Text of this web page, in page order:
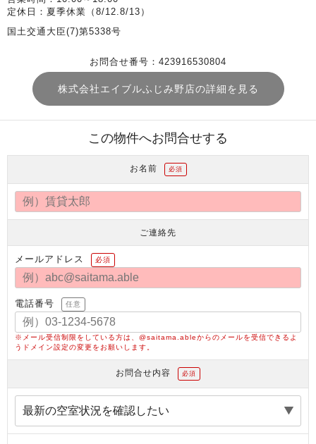
定休日：夏季休業（8/12.8/13）
国土交通大臣(7)第5338号
お問合せ番号：423916530804
株式会社エイブルふじみ野店の詳細を見る
この物件へお問合せする
お名前 必須
ご連絡先
メールアドレス 必須
電話番号 任意
※メール受信制限をしている方は、@saitama.ableからのメールを受信できるよ
うドメイン設定の変更をお願いします。
お問合せ内容 必須